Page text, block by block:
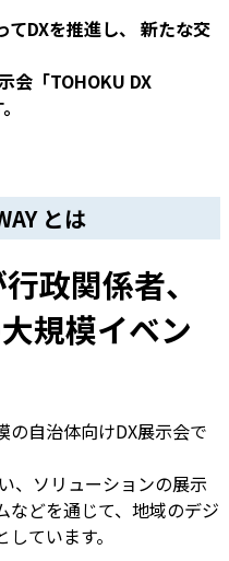
てDXを推進し、 新たな交
会「TOHOKU DX
とは
政関係者、
規模イベン
自治体向けDX展示会で
、ソリューションの展示
などを通じて、地域のデジ
ています。